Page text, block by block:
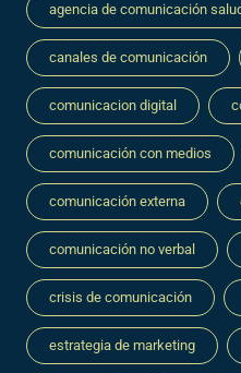
agencia de comunicación
canales de comunicación
comunicacion digital
comunicación con medios
comunicación externa
comunicación no verbal
crisis de comunicación
estrategia de marketing